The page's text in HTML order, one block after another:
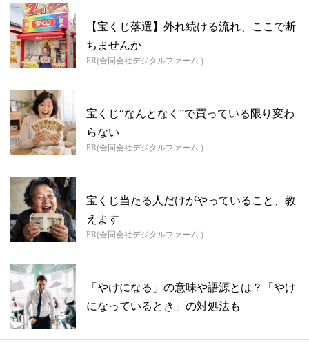
【宝くじ落選】外れ続ける流れ、ここで断
ちませんか
PR(合同会社デジタルファーム )
宝くじ“なんとなく”で買っている限り変わ
らない
PR(合同会社デジタルファーム )
宝くじ当たる人だけがやっていること、教
えます
PR(合同会社デジタルファーム )
「やけになる」の意味や語源とは？「やけ
になっているとき」の対処法も